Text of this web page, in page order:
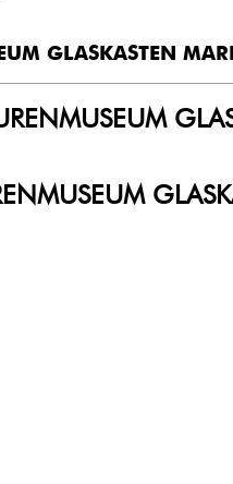
GLASKASTEN